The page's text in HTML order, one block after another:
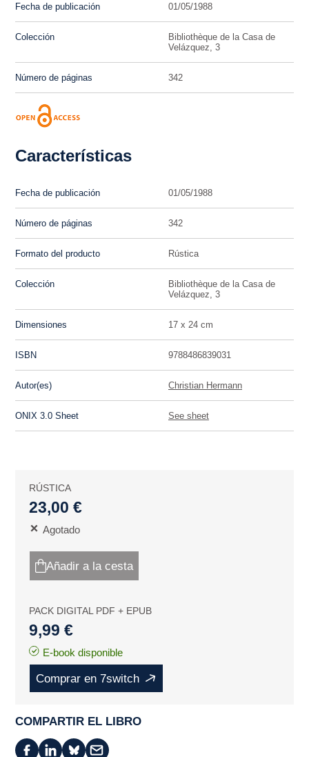
Fecha de publicación 01/05/1988
Colección
Bibliothèque de la Casa de
Velázquez, 3
Número de páginas 342
Características
Fecha de publicación 01/05/1988
Número de páginas 342
Formato del producto Rústica
Colección
Bibliothèque de la Casa de
Velázquez, 3
Dimensiones 17 x 24 cm
ISBN 9788486839031
Autor(es) Christian Hermann
ONIX 3.0 Sheet See sheet
RÚSTICA
23,00 €
Agotado
Añadir a la cesta
PACK DIGITAL PDF + EPUB
9,99 €
E-book disponible
Comprar en 7switch
COMPARTIR EL LIBRO